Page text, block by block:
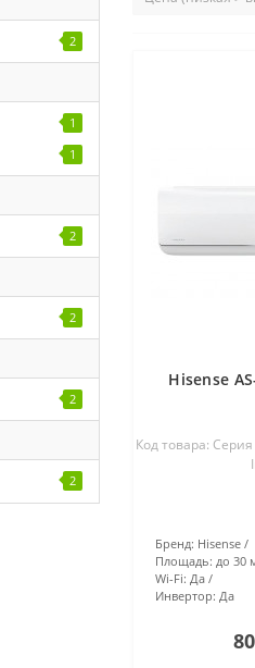
2
1
1
2
2
2
2
Hisense
Код товара:
Бренд: Hisense
Площадь: до 30
Wi-Fi: Да
Инвертор: Да